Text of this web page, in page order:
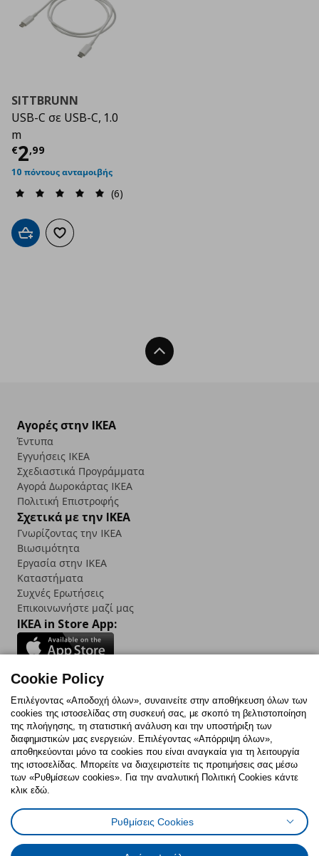
SITTBRUNN
USB-C σε USB-C, 1.0
m
€2,99
Τρέχουσα τιμή
10 πόντους ανταμοιβής
(6)
Προσθήκη στο καλάθι
Προσθήκη στα αγαπημένα
Back To Top
Αγορές στην IKEA
Έντυπα
Εγγυήσεις IKEA
Σχεδιαστικά Προγράμματα
Αγορά Δωρoκάρτας IKEA
Πολιτική Επιστροφής
Σχετικά με την IKEA
Γνωρίζοντας την IKEA
Βιωσιμότητα
Εργασία στην IKEA
Καταστήματα
Συχνές Ερωτήσεις
Επικοινωνήστε μαζί μας
IKEA in Store App:
Follow us:
FacebookInstagram
TikTokYoutubePinterestTwitter
Πολιτική CookiesΔήλωση ψηφιακής προσβασιμότητας
Ρυθμίσεις cookiesΌροι Χρήσης
Γενική Πολιτική Προσωπικών Δεδομένων
Cookie Policy
Επιλέγοντας «Αποδοχή όλων», συναινείτε στην αποθήκευση όλων των
cookies της ιστοσελίδας στη συσκευή σας, με σκοπό τη βελτιστοποίηση
της πλοήγησης, τη στατιστική ανάλυση και την υποστήριξη των
διαφημιστικών μας ενεργειών. Επιλέγοντας «Απόρριψη όλων»,
αποθηκεύονται μόνο τα cookies που είναι αναγκαία για τη λειτουργία
της ιστοσελίδας. Μπορείτε να διαχειριστείτε τις προτιμήσεις σας μέσω
των «Ρυθμίσεων cookies». Για την αναλυτική Πολιτική Cookies κάντε
κλικ εδώ.
Ρυθμίσεις Cookies